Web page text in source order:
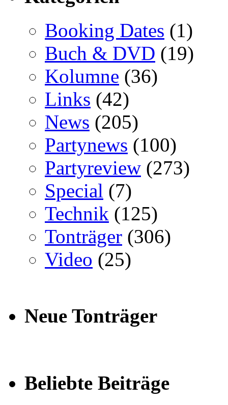
Booking Dates (1)
Buch & DVD (19)
Kolumne (36)
Links (42)
News (205)
Partynews (100)
Partyreview (273)
Special (7)
Technik (125)
Tonträger (306)
Video (25)
Neue Tonträger
Beliebte Beiträge